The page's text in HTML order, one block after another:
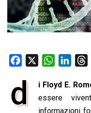
e
W
a
t
s
n
k
e
r
a
d i Floyd E.
essere
informazioni